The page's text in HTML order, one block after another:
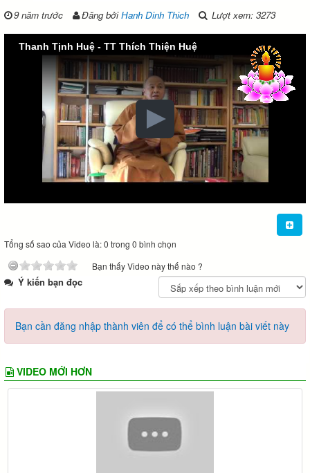
9 năm trước Đăng bởiHanh Dinh Thich Lượt xem: 3273
Thanh Tịnh Huệ - TT Thích Thiện Huệ
Tổng số sao của Video là: 0 trong 0 bình chọn
Bạn thấy Video này thế nào ?
Ý kiến bạn đọc
Bạn cần đăng nhập thành viên để có thể bình luận bài viết này
VIDEO MỚI HƠN